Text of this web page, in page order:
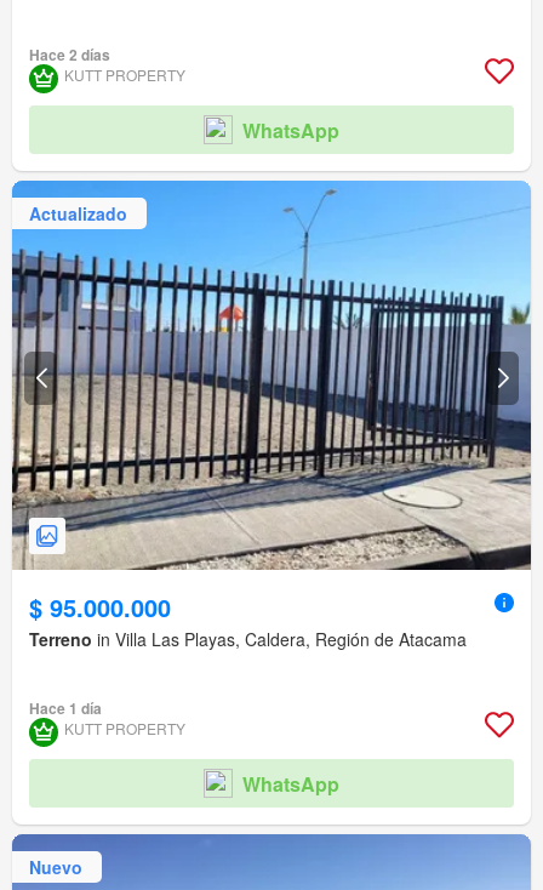
Hace 2 días
KUTT PROPERTY
WhatsApp
Actualizado
$ 95.000.000
Terreno in Villa Las Playas, Caldera, Región de Atacama
Hace 1 día
KUTT PROPERTY
WhatsApp
Nuevo